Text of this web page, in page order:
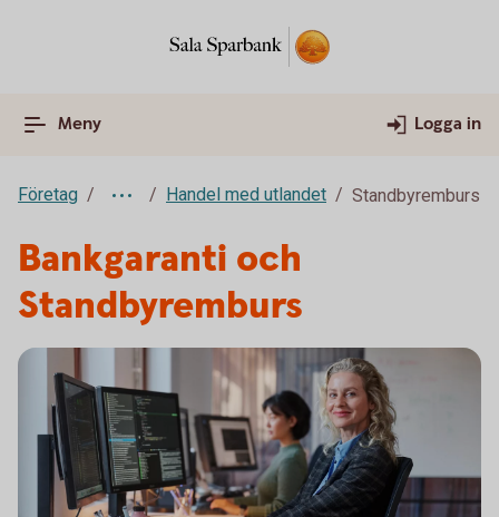
Meny Logga in
Företag Handel med utlandet Standbyremburs
Bankgaranti och
Standbyremburs